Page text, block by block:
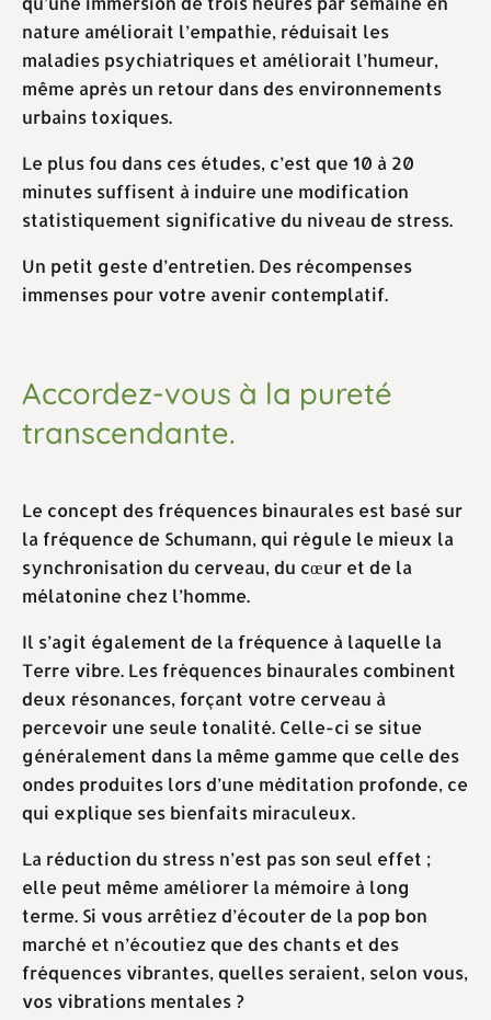
nature améliorait l’empathie, réduisait les
maladies psychiatriques et améliorait l’humeur,
même après un retour dans des environnements
urbains toxiques.
Le plus fou dans ces études, c’est que 10 à 20
minutes suffisent à induire une modification
statistiquement significative du niveau de stress.
Un petit geste d’entretien. Des récompenses
immenses pour votre avenir contemplatif.
Accordez-vous à la pureté
transcendante.
Le concept des fréquences binaurales est basé sur
la fréquence de Schumann, qui régule le mieux la
synchronisation du cerveau, du cœur et de la
mélatonine chez l’homme.
Il s’agit également de la fréquence à laquelle la
Terre vibre. Les fréquences binaurales combinent
deux résonances, forçant votre cerveau à
percevoir une seule tonalité. Celle-ci se situe
généralement dans la même gamme que celle des
ondes produites lors d’une méditation profonde, ce
qui explique ses bienfaits miraculeux.
La réduction du stress n’est pas son seul effet ;
elle peut même améliorer la mémoire à long
terme. Si vous arrêtiez d’écouter de la pop bon
marché et n’écoutiez que des chants et des
fréquences vibrantes, quelles seraient, selon vous,
vos vibrations mentales ?